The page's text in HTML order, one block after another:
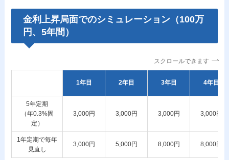
金利上昇局面でのシミュレーション（100万
円、5年間）
スクロールできます
1年目 2年目 3年目 4年目
5年定期
（年0.3%固
定）
3,000円 3,000円 3,000円 3,000円
1年定期で毎年
見直し
3,000円 5,000円 8,000円 8,000円